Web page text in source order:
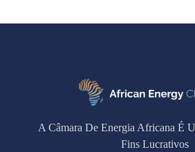
A Câmara De Energia Africana É
Fins Lucrativos